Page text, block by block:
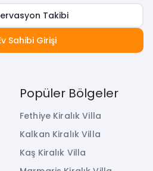
Popüler Bölgeler
Fethiye Kiralık Villa
Kalkan Kiralık Villa
Kaş Kiralık Villa
Takibi
Sahibi Girişi